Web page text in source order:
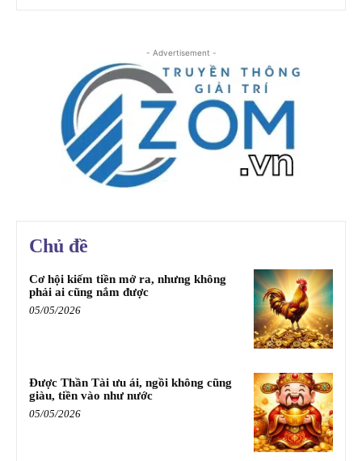
- Advertisement -
Chủ đề
Cơ hội kiếm tiền mở ra, nhưng không
phải ai cũng nắm được
05/05/2026
Được Thần Tài ưu ái, ngồi không cũng
giàu, tiền vào như nước
05/05/2026